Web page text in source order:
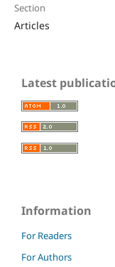
Section
Articles
Latest
Information
For Readers
For Authors